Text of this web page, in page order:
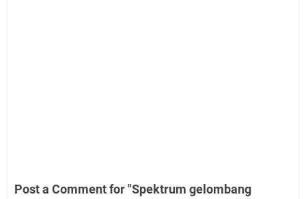
Post a Comment for "Spektrum gelombang